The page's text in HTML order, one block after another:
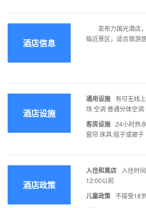
酒店信息
亚布力国光酒店，
临近景区，适合旅游居
酒店设施
通用设施 有可无线
场 空调 普通分体空调
客房设施 24小时热
窗帘 床具:毯子或被子
酒店政策
入住和离店
入住时
12:00以前
儿童政策 不接受18